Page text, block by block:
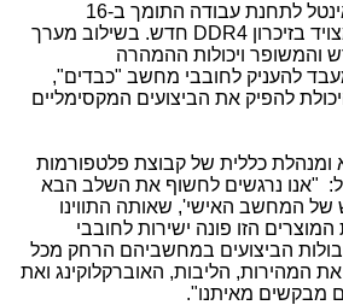
זה המעבד הראשון של אינטל לתחנת עבודה התומך ב-16
בזיכרון DDR4 חדש. בשילוב מערך
והמשופר ויכולות ההמהרה
להעניק לחובבי מחשב "כבדים",
להפיק את הביצועים המקסימליים
ומנהלת כללית של קבוצת פלטפורמות
"אנו נרגשים לחשוף את השלב הבא
המחשב האישי', שאותה התווינו
הזו פונה ישירות לחובבי
הביצועים במחשביהם הרחק מכל
המהירות, הליבות, האוברקלוקינג ואת
מבקשים מאיתנו".